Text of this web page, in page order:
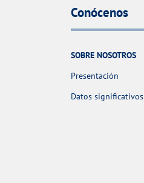
Conócenos
SOBRE NOSOTROS
Presentación
Datos significativos